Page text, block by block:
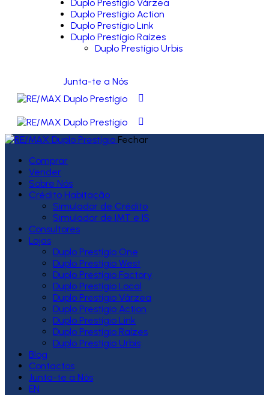
Duplo Prestígio Várzea
Duplo Prestígio Action
Duplo Prestígio Link
Duplo Prestígio Raízes
Duplo Prestígio Urbis
Junta-te a Nós
Fechar
Comprar
Vender
Sobre Nós
Crédito Habitação
Simulador de Crédito
Simulador de IMT e IS
Consultores
Lojas
Duplo Prestígio One
Duplo Prestígio West
Duplo Prestígio Factory
Duplo Prestígio Local
Duplo Prestígio Várzea
Duplo Prestígio Action
Duplo Prestígio Link
Duplo Prestígio Raízes
Duplo Prestígio Urbis
Blog
Contactos
Junta-te a Nós
EN